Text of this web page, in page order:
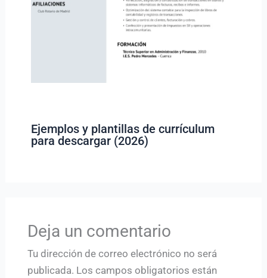
Ejemplos y plantillas de currículum
para descargar (2026)
Deja un comentario
Tu dirección de correo electrónico no será
publicada. Los campos obligatorios están